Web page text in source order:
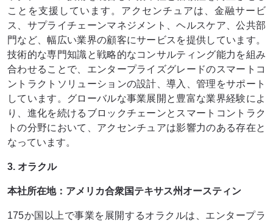
ことを支援しています。アクセンチュアは、金融サービ
ス、サプライチェーンマネジメント、ヘルスケア、公共部
門など、幅広い業界の顧客にサービスを提供しています。
技術的な専門知識と戦略的なコンサルティング能力を組み
合わせることで、エンタープライズグレードのスマートコ
ントラクトソリューションの設計、導入、管理をサポート
しています。グローバルな事業展開と豊富な業界経験によ
り、進化を続けるブロックチェーンとスマートコントラク
トの分野において、アクセンチュアは影響力のある存在と
なっています。
3. オラクル
本社所在地：アメリカ合衆国テキサス州オースティン
175か国以上で事業を展開するオラクルは、エンタープラ